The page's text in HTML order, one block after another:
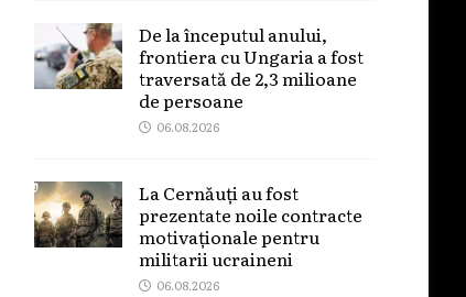
De la începutul anului,
frontiera cu Ungaria a fost
traversată de 2,3 milioane
de persoane
06.08.2026
La Cernăuți au fost
prezentate noile contracte
motivaționale pentru
militarii ucraineni
06.08.2026